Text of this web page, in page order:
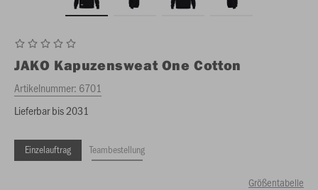
JAKO Kapuzensweat One Cotton
Artikelnummer: 6701
Lieferbar bis 2031
Einzelauftrag Teambestellung
Größentabelle